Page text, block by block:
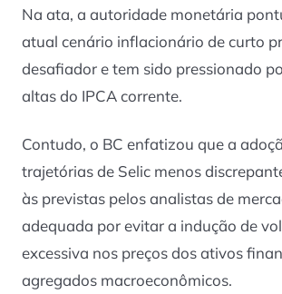
Na ata, a autoridade monetária
atual cenário inflacionário de curto
desafiador e tem sido pressionado
altas do IPCA corrente.
Contudo, o BC enfatizou que a
trajetórias de Selic menos
às previstas pelos analistas de
adequada por evitar a indução de
excessiva nos preços dos ativos
agregados macroeconômicos.